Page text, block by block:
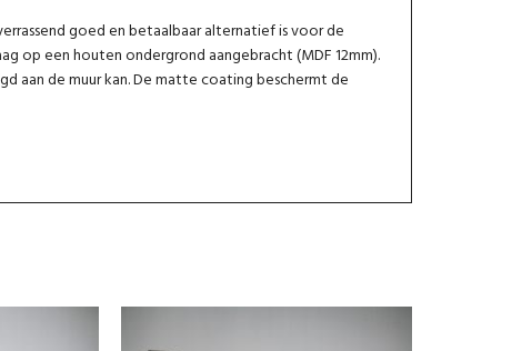
goed en betaalbaar alternatief is voor de
op een houten ondergrond aangebracht (MDF 12mm).
aan de muur kan. De matte coating beschermt de